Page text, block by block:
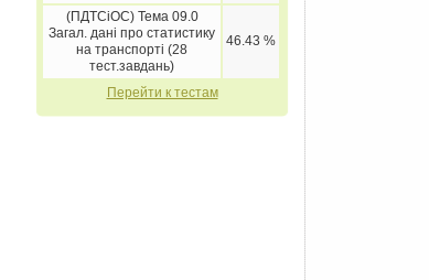
(ПДТСіОС) Тема 09.0
Загал. дані про статистику
на транспорті (28
тест.завдань)
46.43 %
Перейти к тестам